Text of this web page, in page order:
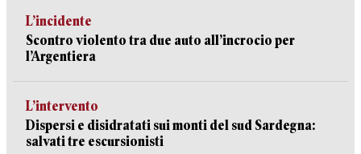
L’incidente
Scontro violento tra due auto all’incrocio per
l’Argentiera
L’intervento
Dispersi e disidratati sui monti del sud Sardegna:
salvati tre escursionisti